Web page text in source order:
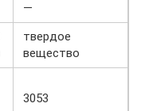
—
твердое
вещество
3053